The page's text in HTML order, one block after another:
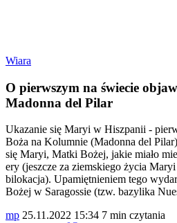
Wiara
O pierwszym na świecie
Madonna del Pilar
Ukazanie się Maryi w Hiszpanii -
Boża na Kolumnie (Madonna del
się Maryi, Matki Bożej, jakie miało
ery (jeszcze za ziemskiego życia
bilokacja). Upamiętnieniem tego
Bożej w Saragossie (tzw. bazylika
mp 25.11.2022 15:34 7 min czytania